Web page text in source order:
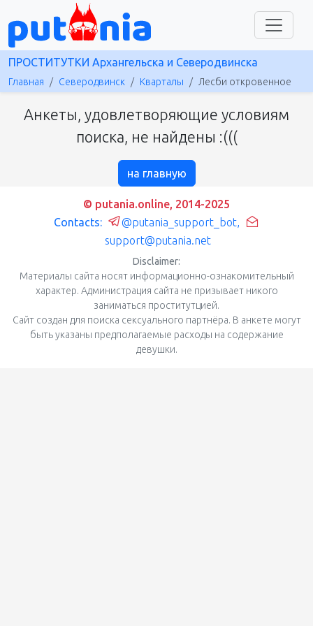
ПРОСТИТУТКИ Архангельска и Северодвинска
Главная Северодвинск Кварталы Лесби откровенное
Анкеты, удовлетворяющие условиям
поиска, не найдены :(((
на главную
© putania.online, 2014-2025
Contacts:
@putania_support_bot,
support@putania.net
Disclaimer:
Материалы сайта носят информационно-ознакомительный
характер. Администрация сайта не призывает никого
заниматься проститутцией.
Сайт создан для поиска сексуального партнёра. В анкете могут
быть указаны предполагаемые расходы на содержание
девушки.